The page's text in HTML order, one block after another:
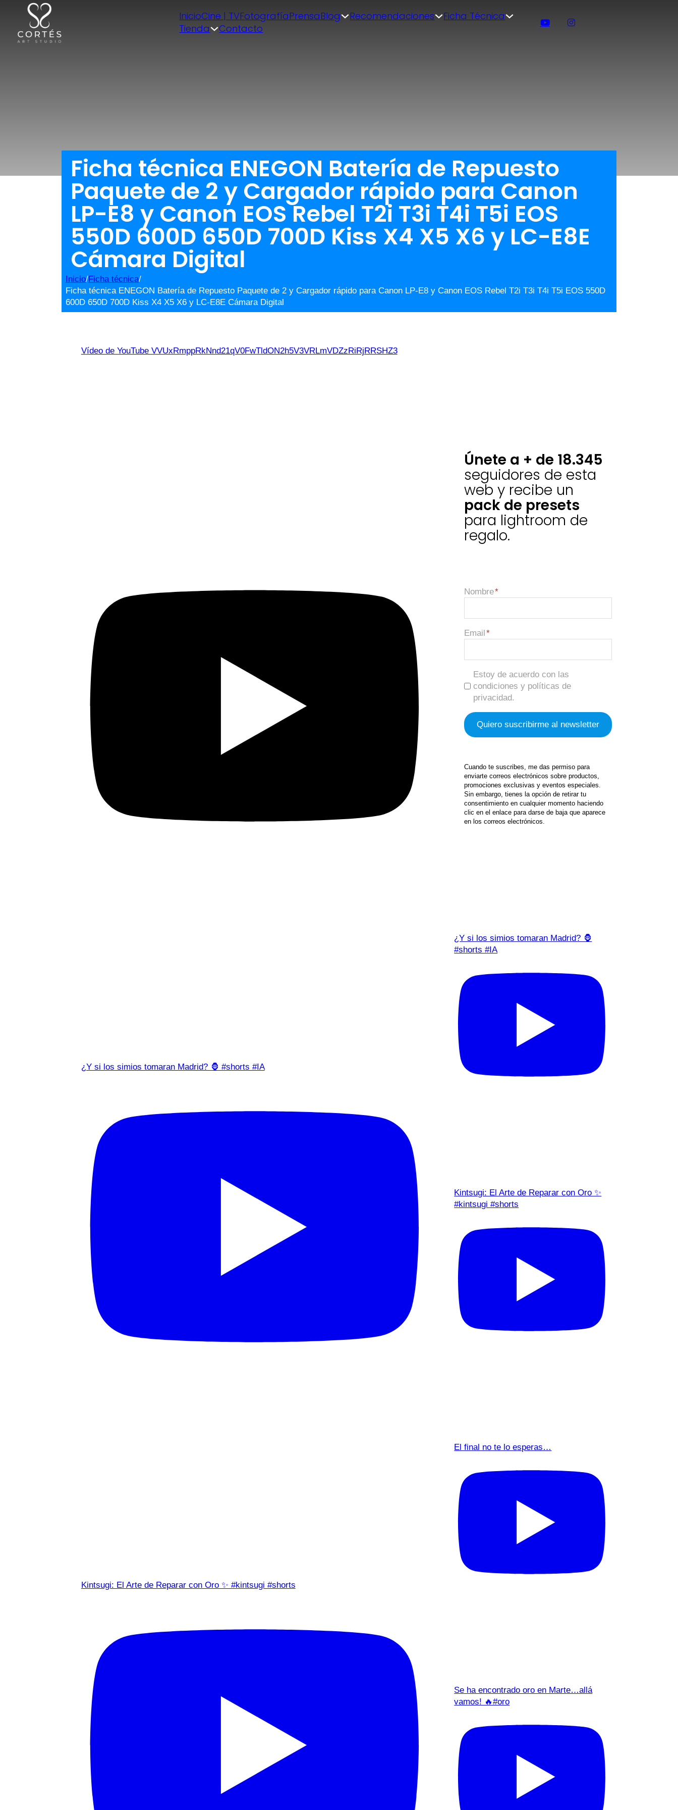
InicioCine | TVFotografíaPrensaBlog Recomendaciones
Ficha Técnica
Tienda
Contacto
Ficha técnica ENEGON Batería de Repuesto
Paquete de 2 y Cargador rápido para Canon
LP-E8 y Canon EOS Rebel T2i T3i T4i T5i EOS
550D 600D 650D 700D Kiss X4 X5 X6 y LC-E8E
Cámara Digital
Inicio/Ficha técnica/
Ficha técnica ENEGON Batería de Repuesto Paquete de 2 y Cargador rápido para Canon LP-E8 y Canon EOS Rebel T2i T3i T4i T5i EOS 550D
600D 650D 700D Kiss X4 X5 X6 y LC-E8E Cámara Digital
Vídeo de YouTube VVUxRmppRkNnd21qV0FwTldON2h5V3VRLmVDZzRiRjRRSHZ3
¿Y si los simios tomaran Madrid? 🦍 #shorts #IA
Kintsugi: El Arte de Reparar con Oro ✨ #kintsugi #shorts
Únete a + de 18.345
seguidores de esta
web y recibe un
pack de presets
para lightroom de
regalo.
Nombre
Email
Estoy de acuerdo con las
condiciones y políticas de
privacidad.
Cuando te suscribes, me das permiso para
enviarte correos electrónicos sobre productos,
promociones exclusivas y eventos especiales.
Sin embargo, tienes la opción de retirar tu
consentimiento en cualquier momento haciendo
clic en el enlace para darse de baja que aparece
en los correos electrónicos.
¿Y si los simios tomaran Madrid? 🦍
#shorts #IA
Kintsugi: El Arte de Reparar con Oro ✨
#kintsugi #shorts
El final no te lo esperas…
Se ha encontrado oro en Marte…allá
vamos! 🔥#oro